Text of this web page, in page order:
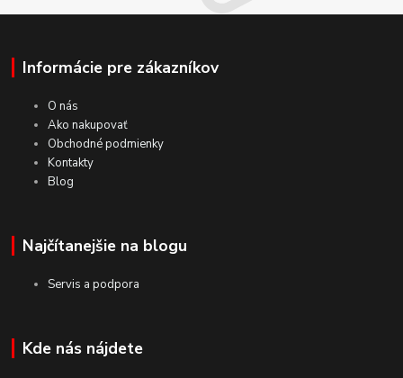
Informácie pre zákazníkov
O nás
Ako nakupovať
Obchodné podmienky
Kontakty
Blog
Najčítanejšie na blogu
Servis a podpora
Kde nás nájdete